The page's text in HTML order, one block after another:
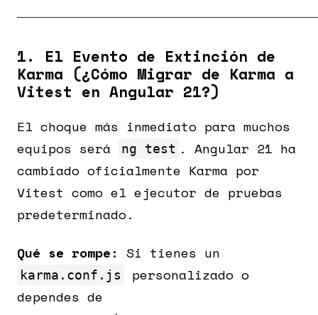
1. El Evento de Extinción de
Karma (¿Cómo Migrar de Karma a
Vitest en Angular 21?)
El choque más inmediato para muchos
equipos será
ng test . Angular 21 ha
cambiado oficialmente Karma por
Vitest como el ejecutor de pruebas
predeterminado.
Qué se rompe: Si tienes un
karma.conf.js
personalizado o
dependes de